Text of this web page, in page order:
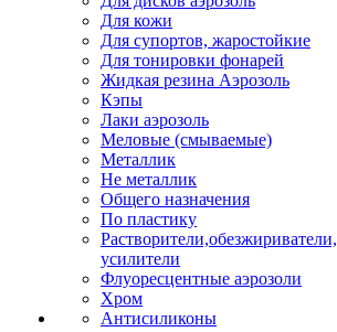
Для кожи
Для супортов, жаростойкие
Для тонировки фонарей
Жидкая резина Аэрозоль
Кэпы
Лаки аэрозоль
Меловые (смываемые)
Металлик
Не металлик
Общего назначения
По пластику
Растворители,обезжириватели,
усилители
Флуоресцентные аэрозоли
Хром
Антисиликоны